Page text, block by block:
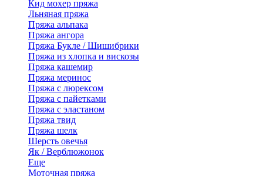
Кид мохер пряжа
Льняная пряжа
Пряжа альпака
Пряжа ангора
Пряжа Букле / Шишибрики
Пряжа из хлопка и вискозы
Пряжа кашемир
Пряжа меринос
Пряжа с люрексом
Пряжа с пайетками
Пряжа с эластаном
Пряжа твид
Пряжа шелк
Шерсть овечья
Як / Верблюжонок
Еще
Моточная пряжа